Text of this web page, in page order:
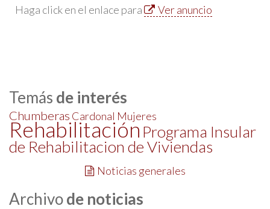
Haga click en el enlace para Ver anuncio
Temás de interés
Chumberas Cardonal Mujeres
RehabilitaciónPrograma Insular
de Rehabilitacion de Viviendas
Noticias generales
Archivode noticias